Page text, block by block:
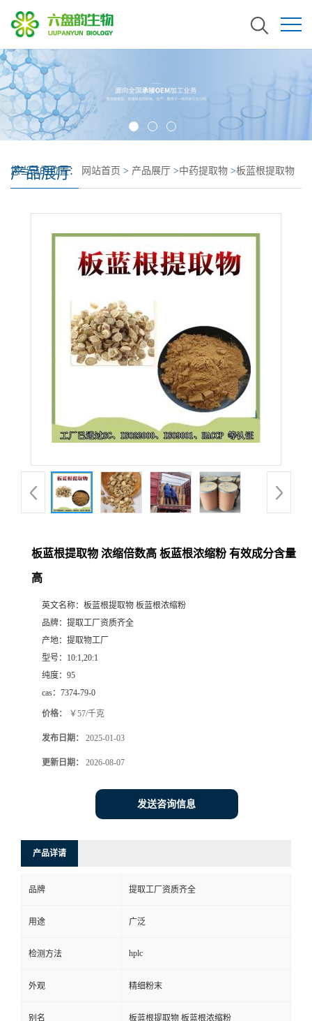
产品展厅
您当前的位置： 网站首页 > 产品展厅 >中药提取物 >板蓝根提取物
板蓝根提取物 浓缩倍数高 板蓝根浓缩粉 有效成分含量
高
英文名称： 板蓝根提取物 板蓝根浓缩粉
品牌： 提取工厂资质齐全
产地： 提取物工厂
型号： 10:1,20:1
纯度： 95
cas： 7374-79-0
价格： ￥57/千克
发布日期： 2025-01-03
更新日期： 2026-08-07
发送咨询信息
产品详请
品牌 提取工厂资质齐全
用途 广泛
检测方法 hplc
外观 精细粉末
别名 板蓝根提取物 板蓝根浓缩粉